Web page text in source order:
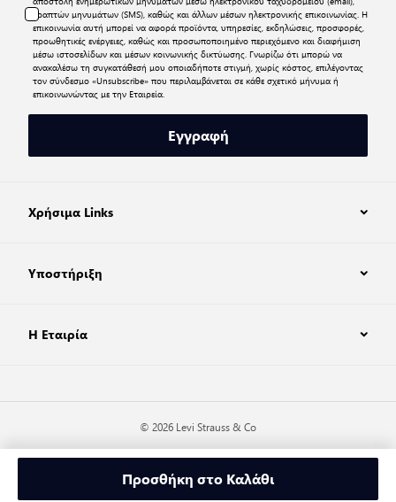
Προσθήκη στο Καλάθι
γραπτών μηνυμάτων (SMS), καθώς και άλλων μέσων ηλεκτρονικής επικοινωνίας. Η
επικοινωνία αυτή μπορεί να αφορά προϊόντα, υπηρεσίες, εκδηλώσεις, προσφορές,
προωθητικές ενέργειες, καθώς και προσωποποιημένο περιεχόμενο και διαφήμιση
μέσω ιστοσελίδων και μέσων κοινωνικής δικτύωσης. Γνωρίζω ότι μπορώ να
ανακαλέσω τη συγκατάθεσή μου οποιαδήποτε στιγμή, χωρίς κόστος, επιλέγοντας
τον σύνδεσμο «Unsubscribe» που περιλαμβάνεται σε κάθε σχετικό μήνυμα ή
επικοινωνώντας με την Εταιρεία.
Εγγραφή
Χρήσιμα Links
Υποστήριξη
Η Εταιρία
© 2026 Levi Strauss & Co